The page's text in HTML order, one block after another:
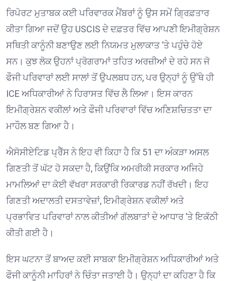
ਰਿਪੋਰਟ ਮੁਤਾਬਕ ਕਈ ਪਰਿਵਾਰਕ ਮੈਂਬਰਾਂ ਨੂੰ ਉਸ ਸਮੇਂ ਗ੍ਰਿਫ਼ਤਾਰ
ਕੀਤਾ ਗਿਆ ਜਦੋਂ ਉਹ USCIS ਦੇ ਦਫ਼ਤਰ ਵਿੱਚ ਆਪਣੀ ਇਮੀਗ੍ਰੇਸ਼ਨ
ਸਥਿਤੀ ਕਾਨੂੰਨੀ ਬਣਾਉਣ ਲਈ ਨਿਯਮਤ ਮੁਲਾਕਾਤ ’ਤੇ ਪਹੁੰਚੇ ਹੋਏ
ਸਨ। ਕੁਝ ਲੋਕ ਉਹਨਾਂ ਪ੍ਰੋਗਰਾਮਾਂ ਤਹਿਤ ਅਰਜ਼ੀਆਂ ਦੇ ਰਹੇ ਸਨ ਜੋ
ਫੌਜੀ ਪਰਿਵਾਰਾਂ ਲਈ ਸਾਲਾਂ ਤੋਂ ਉਪਲਬਧ ਹਨ, ਪਰ ਉਨ੍ਹਾਂ ਨੂੰ ਉੱਥੇ ਹੀ
ICE ਅਧਿਕਾਰੀਆਂ ਨੇ ਹਿਰਾਸਤ ਵਿੱਚ ਲੈ ਲਿਆ। ਇਸ ਕਾਰਨ
ਇਮੀਗ੍ਰੇਸ਼ਨ ਵਕੀਲਾਂ ਅਤੇ ਫੌਜੀ ਪਰਿਵਾਰਾਂ ਵਿੱਚ ਅਣਿਸ਼ਚਿਤਤਾ ਦਾ
ਮਾਹੌਲ ਬਣ ਗਿਆ ਹੈ। ⁠
ਐਸੋਸੀਏਟਿਡ ਪ੍ਰੈੱਸ ਨੇ ਇਹ ਵੀ ਕਿਹਾ ਹੈ ਕਿ 51 ਦਾ ਅੰਕੜਾ ਅਸਲ
ਗਿਣਤੀ ਤੋਂ ਘੱਟ ਹੋ ਸਕਦਾ ਹੈ, ਕਿਉਂਕਿ ਅਮਰੀਕੀ ਸਰਕਾਰ ਅਜਿਹੇ
ਮਾਮਲਿਆਂ ਦਾ ਕੋਈ ਵੱਖਰਾ ਸਰਕਾਰੀ ਰਿਕਾਰਡ ਨਹੀਂ ਰੱਖਦੀ। ਇਹ
ਗਿਣਤੀ ਅਦਾਲਤੀ ਦਸਤਾਵੇਜ਼ਾਂ, ਇਮੀਗ੍ਰੇਸ਼ਨ ਵਕੀਲਾਂ ਅਤੇ
ਪ੍ਰਭਾਵਿਤ ਪਰਿਵਾਰਾਂ ਨਾਲ ਕੀਤੀਆਂ ਗੱਲਬਾਤਾਂ ਦੇ ਆਧਾਰ ’ਤੇ ਇਕੱਠੀ
ਕੀਤੀ ਗਈ ਹੈ। ⁠
ਇਸ ਘਟਨਾ ਤੋਂ ਬਾਅਦ ਕਈ ਸਾਬਕਾ ਇਮੀਗ੍ਰੇਸ਼ਨ ਅਧਿਕਾਰੀਆਂ ਅਤੇ
ਫੌਜੀ ਕਾਨੂੰਨੀ ਮਾਹਿਰਾਂ ਨੇ ਚਿੰਤਾ ਜਤਾਈ ਹੈ। ਉਨ੍ਹਾਂ ਦਾ ਕਹਿਣਾ ਹੈ ਕਿ